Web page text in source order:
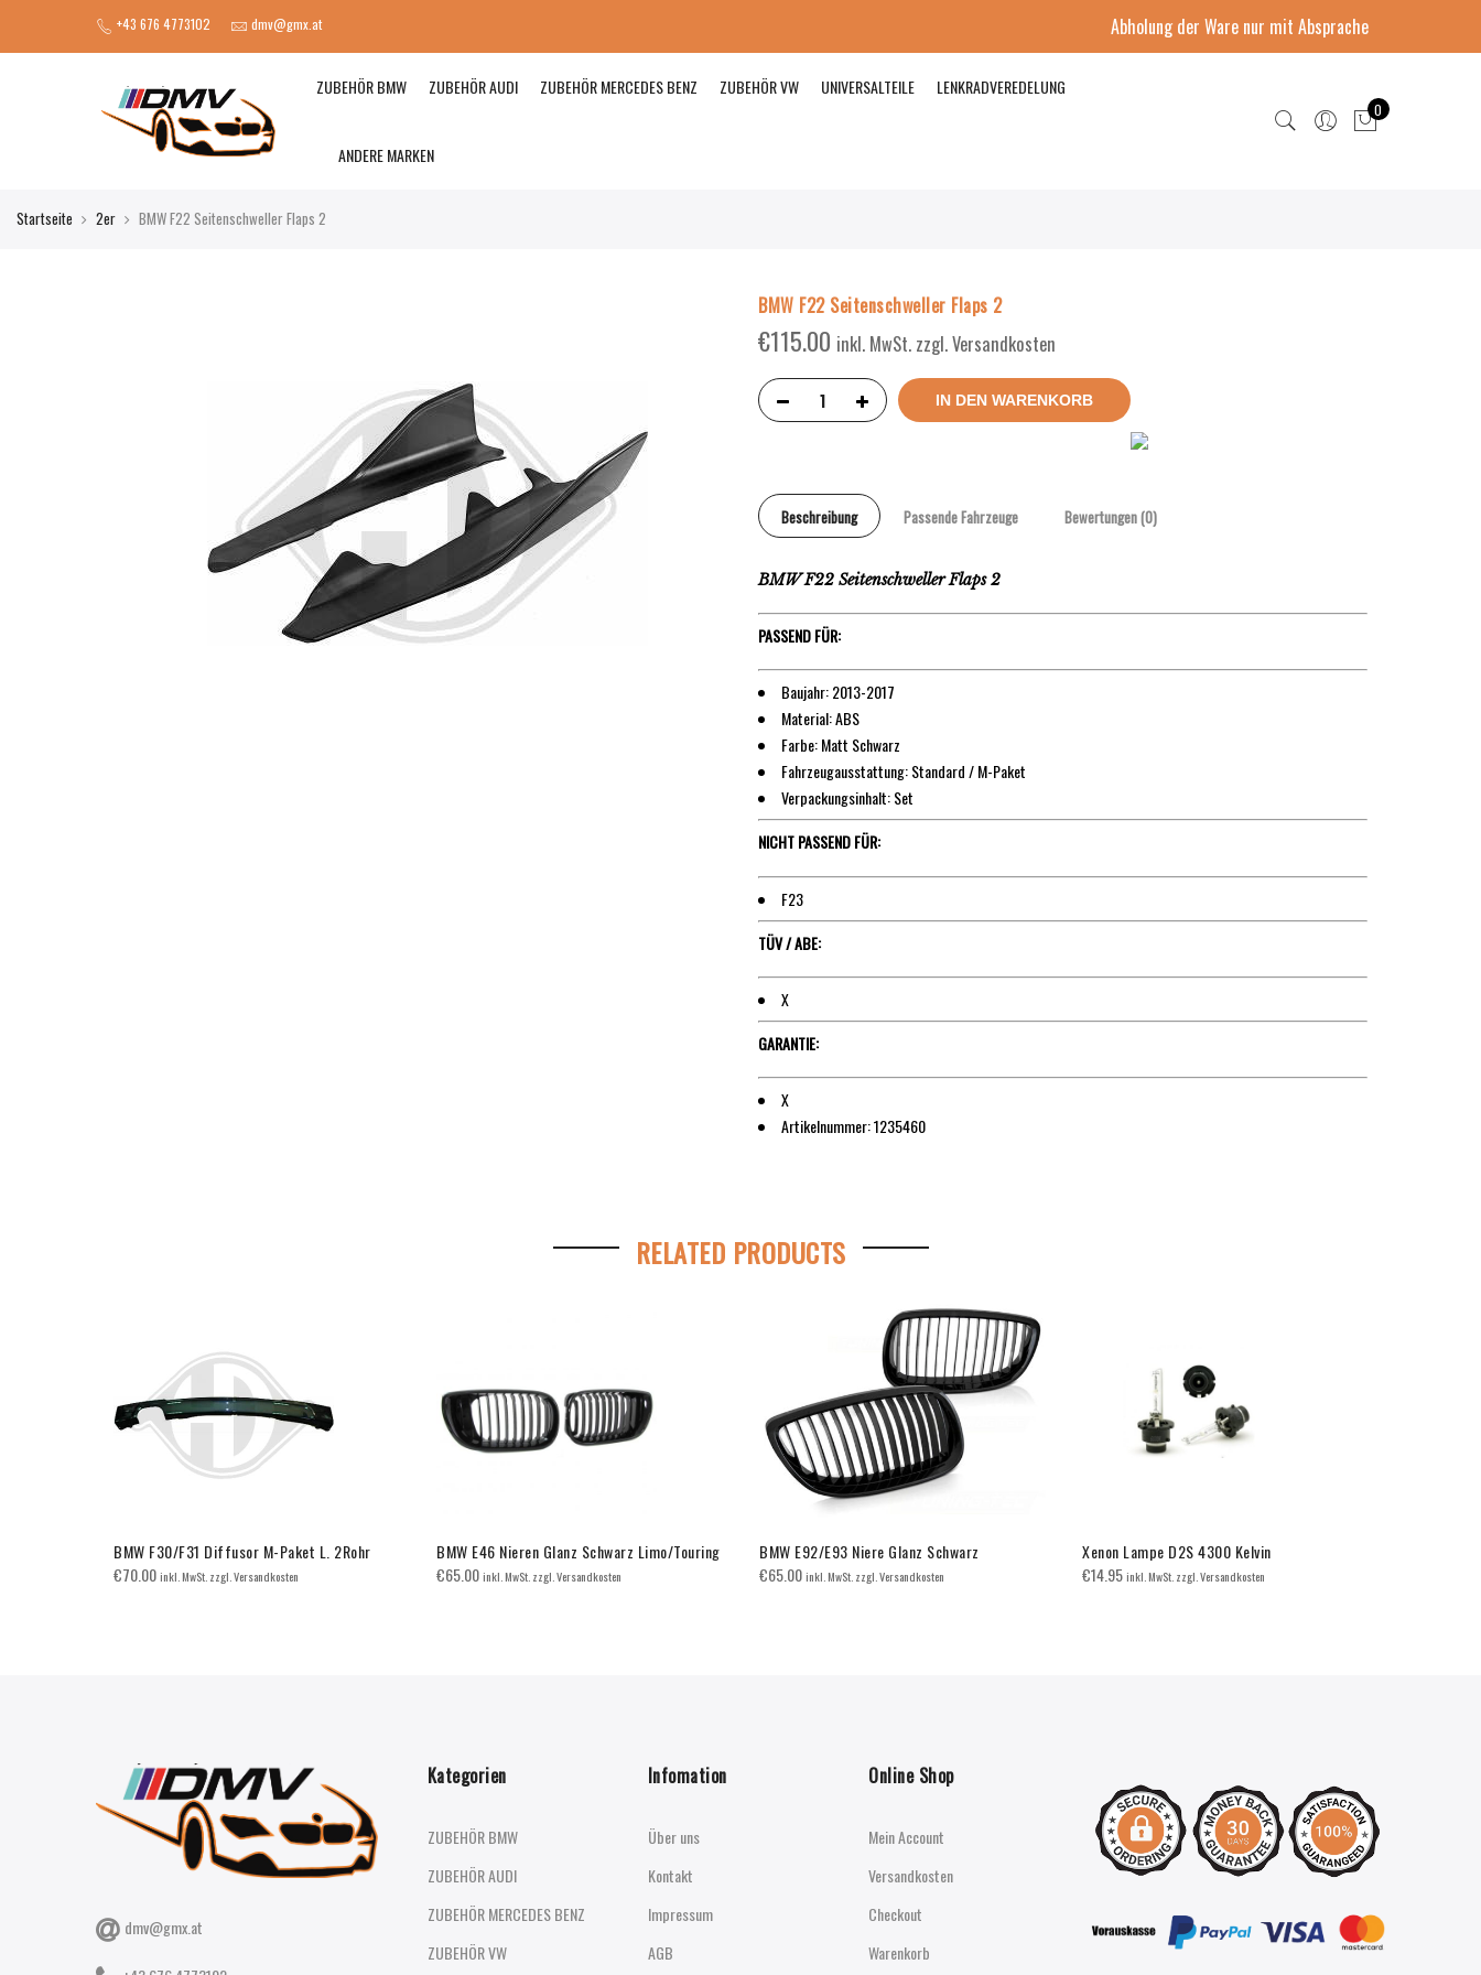
+43 676 4773102 dmv@gmx.at Abholung der Ware nur mit Absprache
ZUBEHÖR BMW ZUBEHÖR AUDI ZUBEHÖR MERCEDES BENZ ZUBEHÖR VW UNIVERSALTEILE LENKRADVEREDELUNG
ANDERE MARKEN
0
Startseite 2er BMW F22 Seitenschweller Flaps 2
BMW F22 Seitenschweller Flaps 2
€115.00 inkl. MwSt. zzgl. Versandkosten
IN DEN WARENKORB
Beschreibung Passende Fahrzeuge Bewertungen (0)
BMW F22 Seitenschweller Flaps 2
PASSEND FÜR:
Baujahr: 2013-2017
Material: ABS
Farbe: Matt Schwarz
Fahrzeugausstattung: Standard / M-Paket
Verpackungsinhalt: Set
NICHT PASSEND FÜR:
F23
TÜV / ABE:
X
GARANTIE:
X
Artikelnummer: 1235460
RELATED PRODUCTS
BMW F30/F31 Diffusor M-Paket L. 2Rohr
€70.00inkl. MwSt. zzgl. Versandkosten
BMW E46 Nieren Glanz Schwarz Limo/Touring
€65.00inkl. MwSt. zzgl. Versandkosten
BMW E92/E93 Niere Glanz Schwarz
€65.00inkl. MwSt. zzgl. Versandkosten
Xenon Lampe D2S 4300 Kelvin
€14.95inkl. MwSt. zzgl. Versandkosten
dmv@gmx.at
Kategorien
ZUBEHÖR BMW
ZUBEHÖR AUDI
ZUBEHÖR MERCEDES BENZ
ZUBEHÖR VW
Infomation
Über uns
Kontakt
Impressum
AGB
Online Shop
Mein Account
Versandkosten
Checkout
Warenkorb